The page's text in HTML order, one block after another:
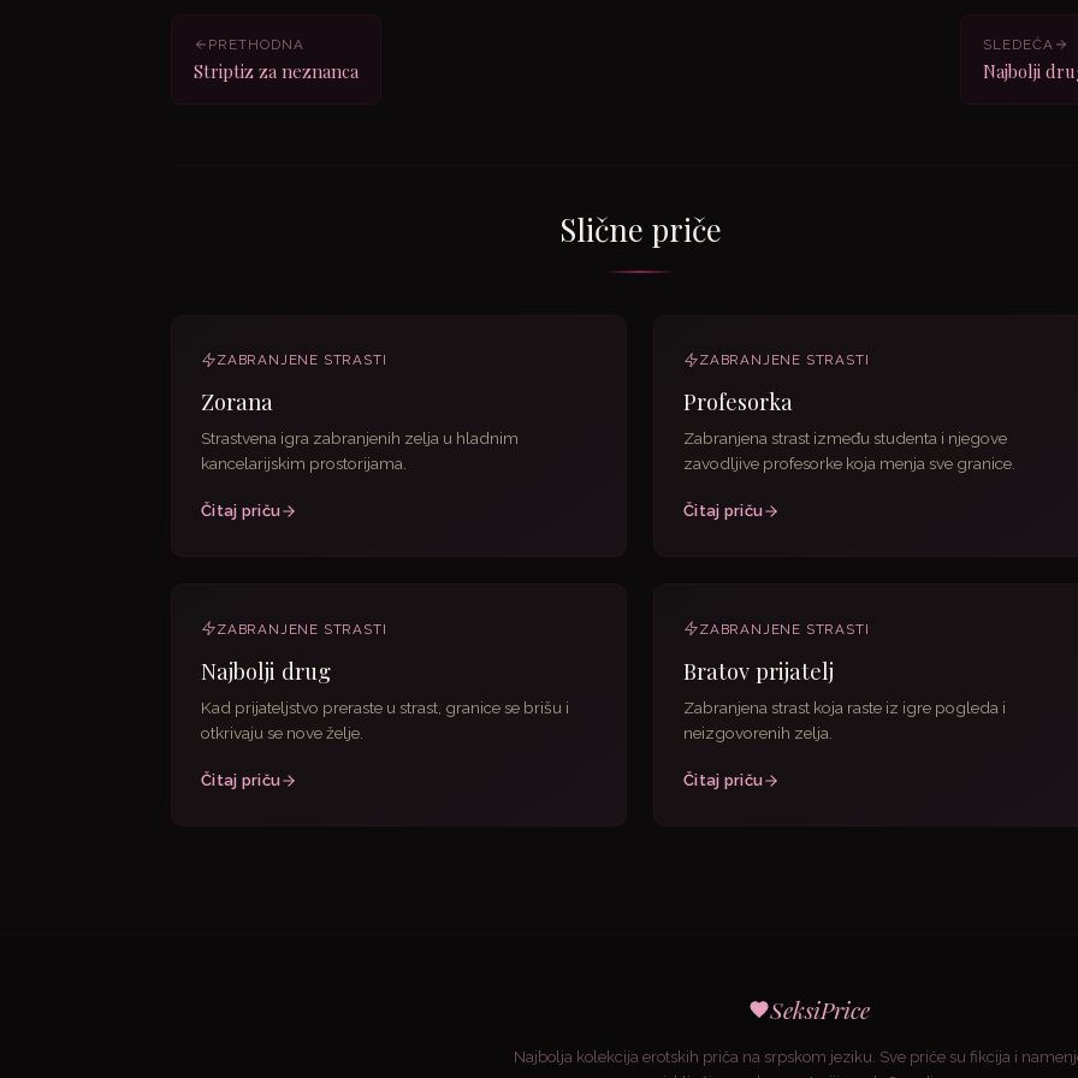
PRETHODNA
Striptiz za neznanca
SLEDEĆA
Najbolji
Slične priče
ZABRANJENE STRASTI
Zorana
Strastvena igra zabranjenih zelja u hladnim
kancelarijskim prostorijama.
Čitaj priču
ZABRANJENE STRASTI
Profesorka
Zabranjena strast između studenta i njegove
zavodljive profesorke koja menja sve granice.
Čitaj priču
ZABRANJENE STRASTI
Najbolji drug
Kad prijateljstvo preraste u strast, granice se brišu i
otkrivaju se nove želje.
Čitaj priču
ZABRANJENE STRASTI
Bratov prijatelj
Zabranjena strast koja raste iz igre pogleda i
neizgovorenih zelja.
Čitaj priču
SeksiPrice
Najbolja kolekcija erotskih priča na srpskom jeziku. Sve priče su fikcija i